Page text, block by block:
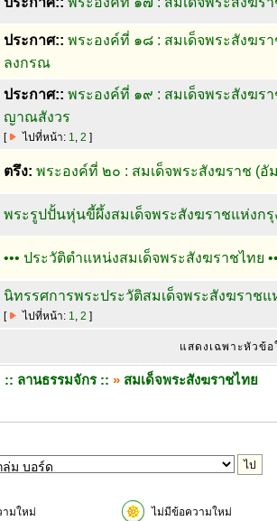
ประกาศ:: พระองค์ที่ ๑๘ : สมเด็จพระสังฆร
ลงกรณ
ประกาศ:: พระองค์ที่ ๑๙ : สมเด็จพระสังฆร
ญาณสังวร
[ ไปที่หน้า: 1, 2 ]
ตรึง: พระองค์ที่ ๒๐ : สมเด็จพระสังฆราช (อั
พระรูปปั้นหุ่นขี้ผึ้งสมเด็จพระสังฆราชแห่งก
••• ประวัติตำแหน่งสมเด็จพระสังฆราชไทย
นิทรรศการพระประวัติสมเด็จพระสังฆราช
[ ไปที่หน้า: 1, 2 ]
แสดงเฉพาะหัวข้อ
:: ลานธรรมจักร :: » สมเด็จพระสังฆราชไทย
มใหม่
ไม่มีข้อความใหม่